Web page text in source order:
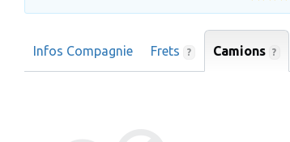
Infos Compagnie Frets ? Camions ?